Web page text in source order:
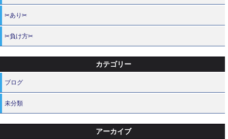
✂あり✂
✂負け方✂
カテゴリー
ブログ
未分類
アーカイブ